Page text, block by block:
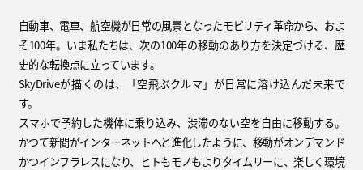
自動車、電車、航空機が日常の風景となったモビリティ革命から、およ
そ100年。いま私たちは、次の100年の移動のあり方を決定づける、歴
史的な転換点に立っています。
SkyDriveが描くのは、「空飛ぶクルマ」が日常に溶け込んだ未来で
す。
スマホで予約した機体に乗り込み、渋滞のない空を自由に移動する。
かつて新聞がインターネットへと進化したように、移動がオンデマンド
かつインフラレスになり、ヒトもモノもよりタイムリーに、楽しく環境